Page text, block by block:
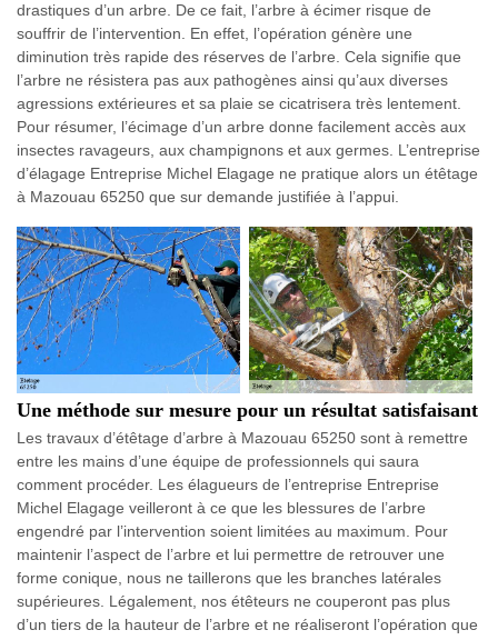
drastiques d’un arbre. De ce fait, l’arbre à écimer risque de
souffrir de l’intervention. En effet, l’opération génère une
diminution très rapide des réserves de l’arbre. Cela signifie que
l’arbre ne résistera pas aux pathogènes ainsi qu’aux diverses
agressions extérieures et sa plaie se cicatrisera très lentement.
Pour résumer, l’écimage d’un arbre donne facilement accès aux
insectes ravageurs, aux champignons et aux germes. L’entreprise
d’élagage Entreprise Michel Elagage ne pratique alors un étêtage
à Mazouau 65250 que sur demande justifiée à l’appui.
Une méthode sur mesure pour un résultat satisfaisant
Les travaux d’étêtage d’arbre à Mazouau 65250 sont à remettre
entre les mains d’une équipe de professionnels qui saura
comment procéder. Les élagueurs de l’entreprise Entreprise
Michel Elagage veilleront à ce que les blessures de l’arbre
engendré par l’intervention soient limitées au maximum. Pour
maintenir l’aspect de l’arbre et lui permettre de retrouver une
forme conique, nous ne taillerons que les branches latérales
supérieures. Légalement, nos étêteurs ne couperont pas plus
d’un tiers de la hauteur de l’arbre et ne réaliseront l’opération que